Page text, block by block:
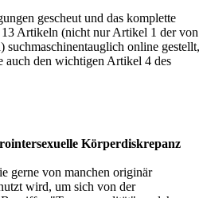
gescheut und das komplette
Artikeln (nicht nur Artikel 1 der von
online gestellt,
den wichtigen Artikel 4 des
Körperdiskrepanz
gerne von manchen originär
wird, um sich von der